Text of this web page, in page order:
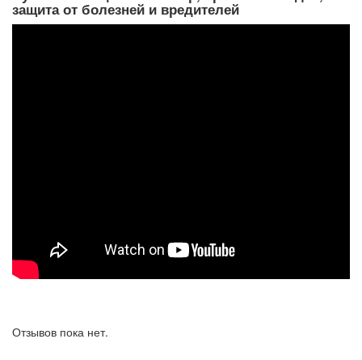
защита от болезней и вредителей
Отзывов пока нет.